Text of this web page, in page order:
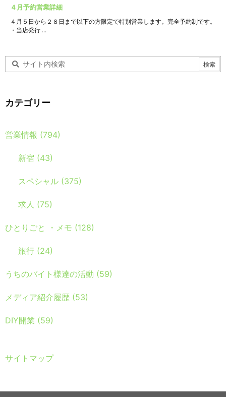
４月予約営業詳細
４月５日から２８日まで以下の方限定で特別営業します。完全予約制です。
・当店発行 ...
カテゴリー
営業情報 (794)
新宿 (43)
スペシャル (375)
求人 (75)
ひとりごと ・メモ (128)
旅行 (24)
うちのバイト様達の活動 (59)
メディア紹介履歴 (53)
DIY開業 (59)
サイトマップ